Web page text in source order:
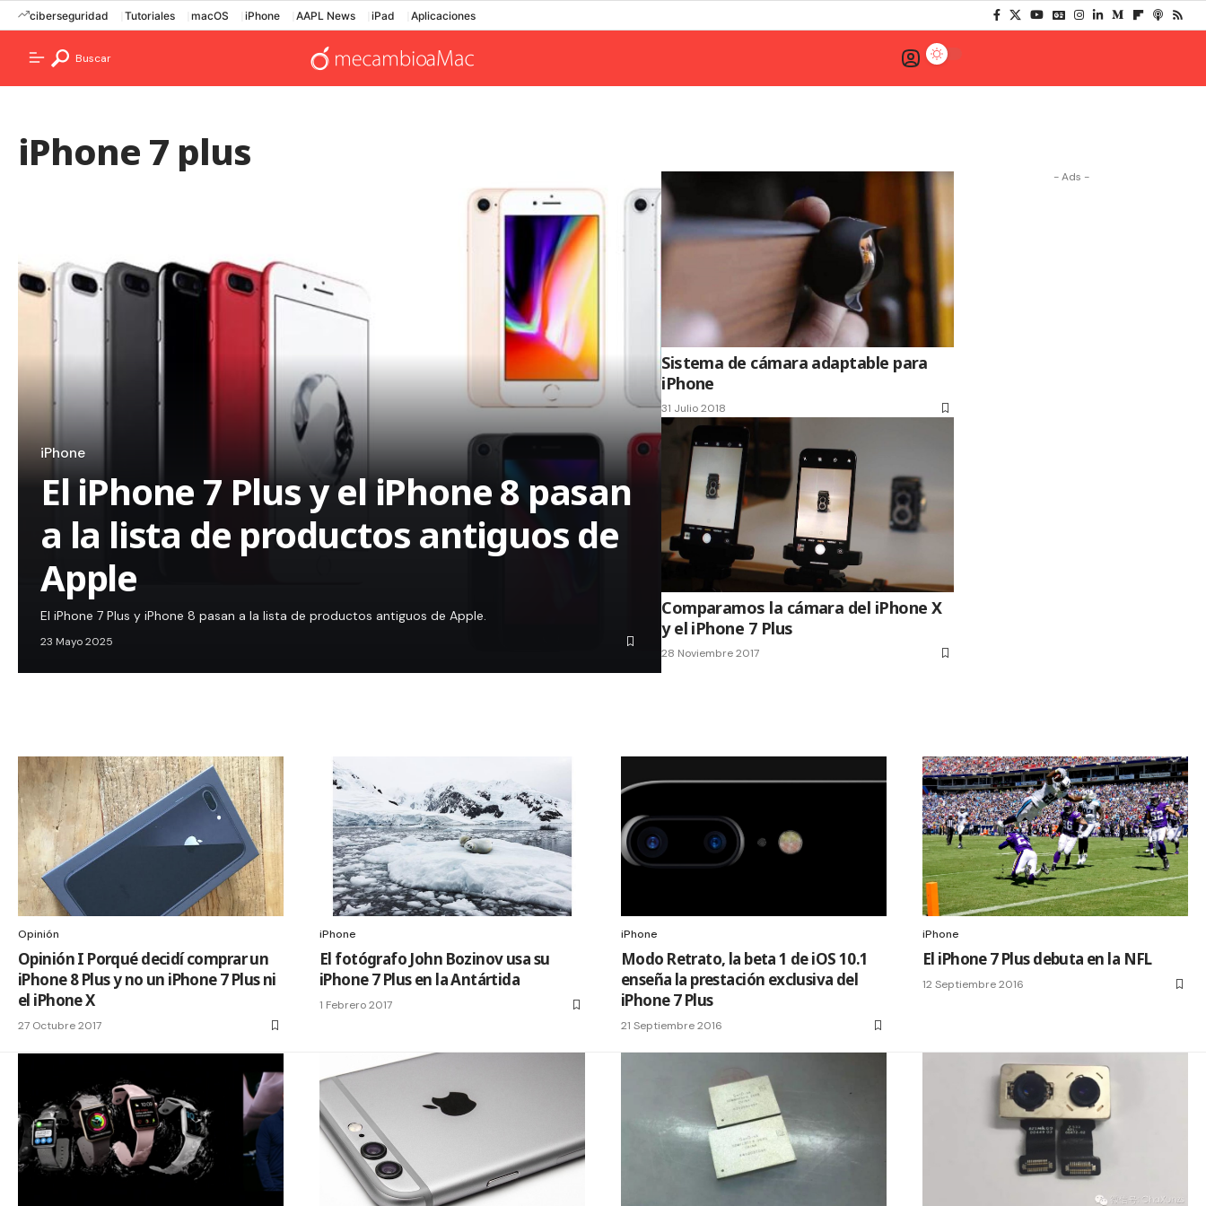
ciberseguridad Tutoriales macOS iPhone AAPL News iPad Aplicaciones
Buscar
iPhone 7 plus
iPhone
El iPhone 7 Plus y el iPhone 8 pasan
a la lista de productos antiguos de
Apple
El iPhone 7 Plus y iPhone 8 pasan a la lista de productos antiguos de Apple.
23 Mayo 2025
Sistema de cámara adaptable para
iPhone
31 Julio 2018
Comparamos la cámara del iPhone X
y el iPhone 7 Plus
28 Noviembre 2017
- Ads -
Opinión
Opinión I Porqué decidí comprar un
iPhone 8 Plus y no un iPhone 7 Plus ni
el iPhone X
27 Octubre 2017
iPhone
El fotógrafo John Bozinov usa su
iPhone 7 Plus en la Antártida
1 Febrero 2017
iPhone
Modo Retrato, la beta 1 de iOS 10.1
enseña la prestación exclusiva del
iPhone 7 Plus
21 Septiembre 2016
iPhone
El iPhone 7 Plus debuta en la NFL
12 Septiembre 2016